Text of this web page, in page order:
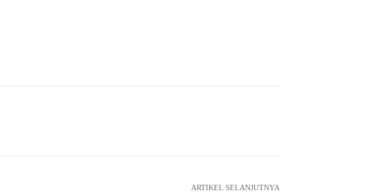
ARTIKEL SELANJUTNYA